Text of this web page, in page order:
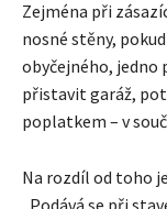
Zejména při
nosné stěny,
obyčejného, ​​jedno
přistavit garáž,
poplatkem – v
Na rozdíl od toho
„Podává se při